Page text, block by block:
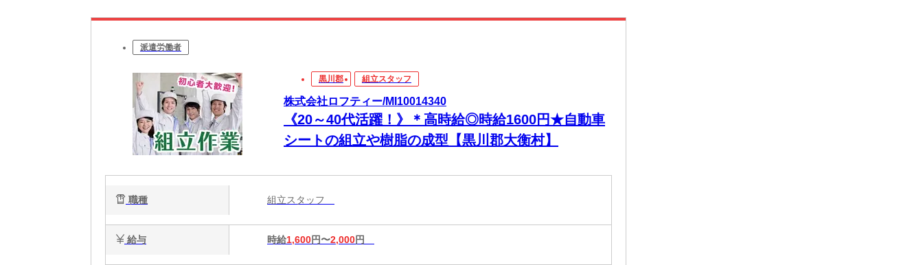
派遣労働者
黒川郡 組立スタッフ
株式会社ロフティー/MI10014340
《20～40代活躍！》＊高時給◎時給1600円★自動車
シートの組立や樹脂の成型【黒川郡大衡村】
職種 組立スタッフ
給与 時給1,600円〜2,000円